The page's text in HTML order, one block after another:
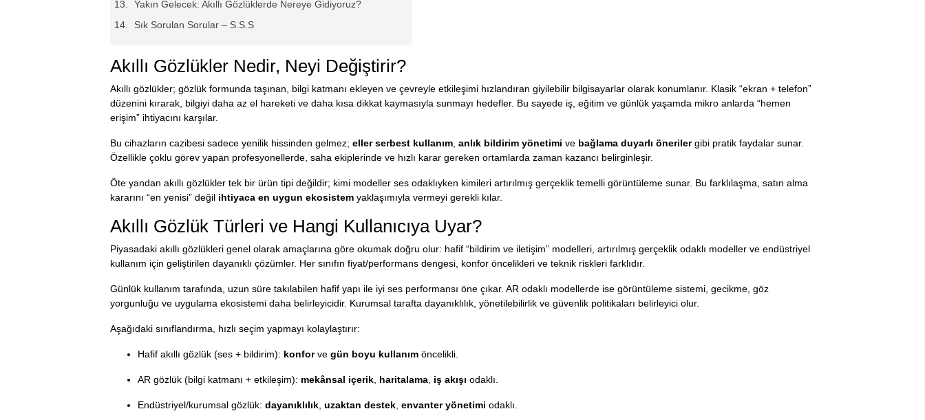
Yakın Gelecek: Akıllı Gözlüklerde Nereye Gidiyoruz?
Sık Sorulan Sorular – S.S.S
Akıllı Gözlükler Nedir, Neyi Değiştirir?
Akıllı gözlükler; gözlük formunda taşınan, bilgi katmanı ekleyen ve çevreyle etkileşimi hızlandıran giyilebilir bilgisayarlar olarak konumlanır. Klasik “ekran + telefon”
düzenini kırarak, bilgiyi daha az el hareketi ve daha kısa dikkat kaymasıyla sunmayı hedefler. Bu sayede iş, eğitim ve günlük yaşamda mikro anlarda “hemen
erişim” ihtiyacını karşılar.
Bu cihazların cazibesi sadece yenilik hissinden gelmez; eller serbest kullanım anlık bildirim yönetimi ve bağlama duyarlı önerilergibi pratik faydalar sunar.
Özellikle çoklu görev yapan profesyonellerde, saha ekiplerinde ve hızlı karar gereken ortamlarda zaman kazancı belirginleşir.
Öte yandan akıllı gözlükler tek bir ürün tipi değildir; kimi modeller ses odaklıyken kimileri artırılmış gerçeklik temelli görüntüleme sunar. Bu farklılaşma, satın alma
kararını “en yenisi” değil ihtiyaca en uygun ekosistem yaklaşımıyla vermeyi gerekli kılar.
Akıllı Gözlük Türleri ve Hangi Kullanıcıya Uyar?
Piyasadaki akıllı gözlükleri genel olarak amaçlarına göre okumak doğru olur: hafif “bildirim ve iletişim” modelleri, artırılmış gerçeklik odaklı modeller ve endüstriyel
kullanım için geliştirilen dayanıklı çözümler. Her sınıfın fiyat/performans dengesi, konfor öncelikleri ve teknik riskleri farklıdır.
Günlük kullanım tarafında, uzun süre takılabilen hafif yapı ile iyi ses performansı öne çıkar. AR odaklı modellerde ise görüntüleme sistemi, gecikme, göz
yorgunluğu ve uygulama ekosistemi daha belirleyicidir. Kurumsal tarafta dayanıklılık, yönetilebilirlik ve güvenlik politikaları belirleyici olur.
Aşağıdaki sınıflandırma, hızlı seçim yapmayı kolaylaştırır:
Hafif akıllı gözlük (ses + bildirim): konforve gün boyu kullanım öncelikli.
AR gözlük (bilgi katmanı + etkileşim): mekânsal içerik haritalama iş akışı odaklı.
Endüstriyel/kurumsal gözlük: dayanıklılık uzaktan destek envanter yönetimi odaklı.